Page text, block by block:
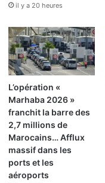
il y a 20 heures
L’opération «
Marhaba 2026 »
franchit la barre des
2,7 millions de
Marocains… Afflux
massif dans les
ports et les
aéroports